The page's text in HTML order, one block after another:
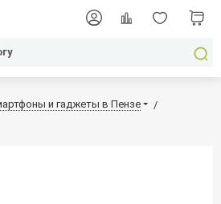
и гаджеты в Пензе